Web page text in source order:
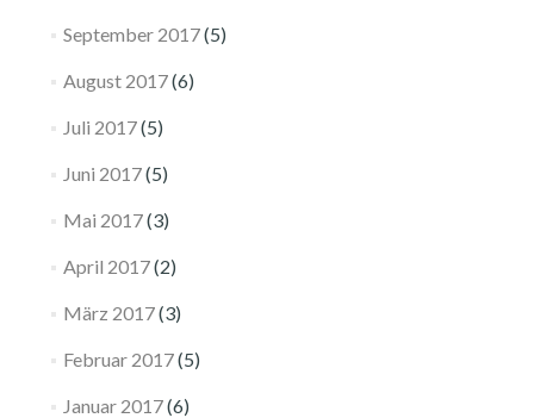
September 2017(5)
August 2017(6)
Juli 2017(5)
Juni 2017(5)
Mai 2017(3)
April 2017(2)
März 2017(3)
Februar 2017(5)
Januar 2017(6)